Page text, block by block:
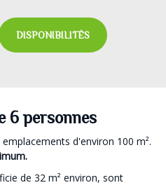
DISPONIBILITÉS
6 personnes
d'environ 100 m².
de 32 m² environ, sont